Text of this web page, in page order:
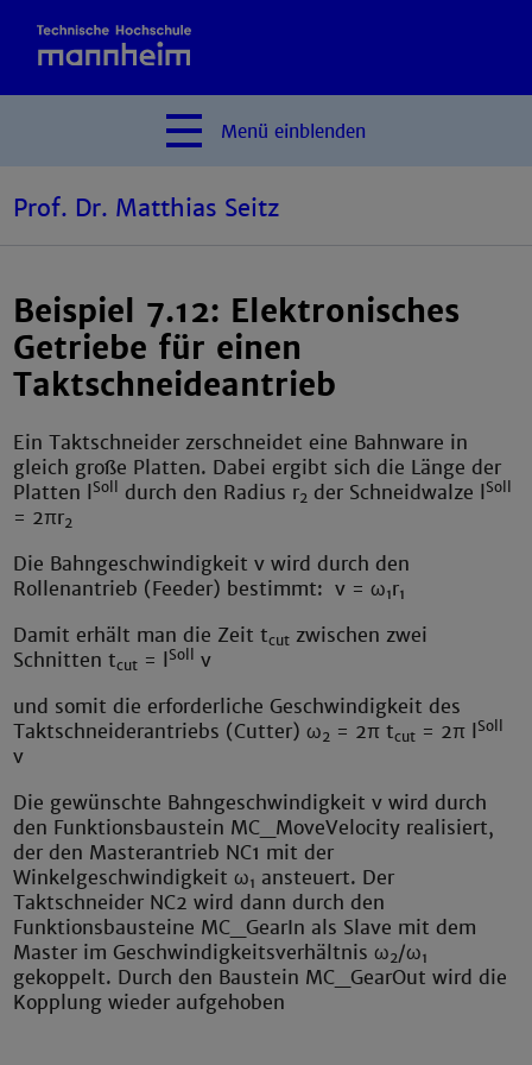
Menü einblenden
Prof. Dr. Matthias Seitz
Beispiel 7.12: Elektronisches
Getriebe für einen
Taktschneideantrieb
Ein Taktschneider zerschneidet eine Bahnware in
gleich große Platten. Dabei ergibt sich die Länge der
Platten lSoll durch den Radius r2 der Schneidwalze lSoll
= 2πr2
Die Bahngeschwindigkeit v wird durch den
Rollenantrieb (Feeder) bestimmt: v = ω1r1
Damit erhält man die Zeit tcut zwischen zwei
Schnitten tcut = lSoll
v
und somit die erforderliche Geschwindigkeit des
Taktschneiderantriebs (Cutter) ω2 = 2π tcut = 2π lSoll
v
Die gewünschte Bahngeschwindigkeit v wird durch
den Funktionsbaustein MC_MoveVelocity realisiert,
der den Masterantrieb NC1 mit der
Winkelgeschwindigkeit ω1 ansteuert. Der
Taktschneider NC2 wird dann durch den
Funktionsbausteine MC_GearIn als Slave mit dem
Master im Geschwindigkeitsverhältnis ω2/ω1
gekoppelt. Durch den Baustein MC_GearOut wird die
Kopplung wieder aufgehoben